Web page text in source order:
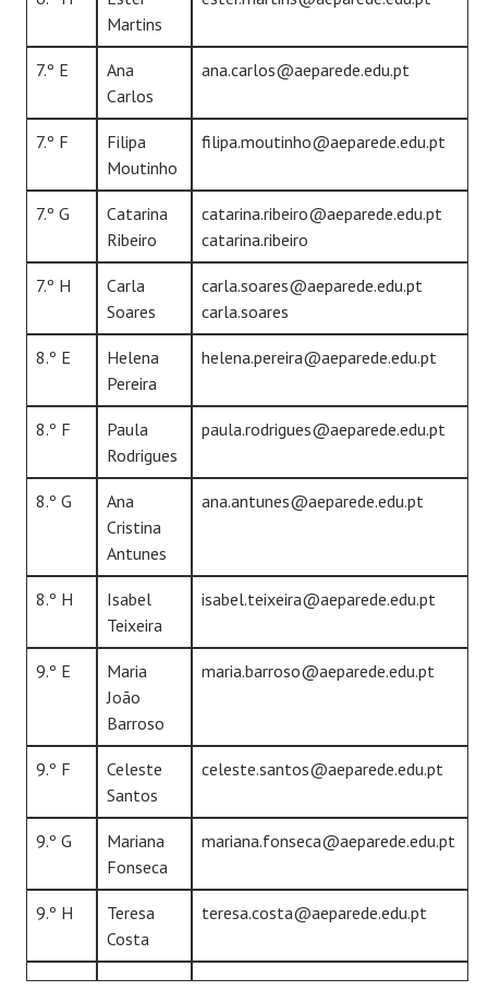
Martins
7.º E
Ana
Carlos
ana.carlos@aeparede.edu.pt
7.º F
Filipa
Moutinho
filipa.moutinho@aeparede.edu.pt
7.º G
Catarina
Ribeiro
catarina.ribeiro@aeparede.edu.pt
catarina.ribeiro
7.º H
Carla
Soares
carla.soares@aeparede.edu.pt
carla.soares
8.º E
Helena
Pereira
helena.pereira@aeparede.edu.pt
8.º F
Paula
Rodrigues
paula.rodrigues@aeparede.edu.pt
8.º G
Ana
Cristina
Antunes
ana.antunes@aeparede.edu.pt
8.º H
Isabel
Teixeira
isabel.teixeira@aeparede.edu.pt
9.º E
Maria
João
Barroso
maria.barroso@aeparede.edu.pt
9.º F
Celeste
Santos
celeste.santos@aeparede.edu.pt
9.º G
Mariana
Fonseca
mariana.fonseca@aeparede.edu.pt
9.º H
Teresa
Costa
teresa.costa@aeparede.edu.pt